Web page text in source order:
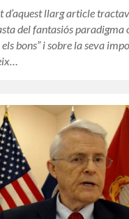
d’aquest llarg article
del fantasiós paradigma
bons” i sobre la seva